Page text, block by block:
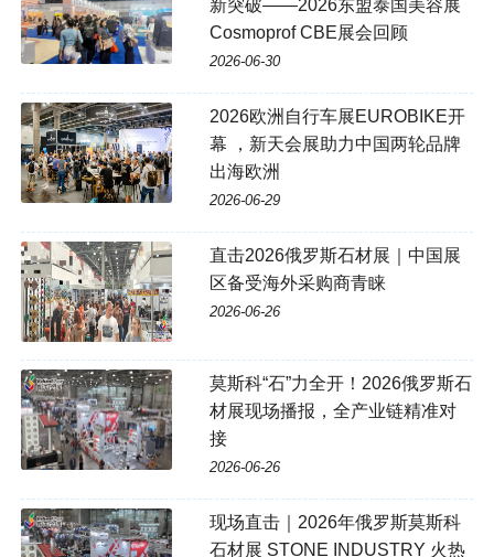
新突破——2026东盟泰国美容展
Cosmoprof CBE展会回顾
2026-06-30
2026欧洲自行车展EUROBIKE开
幕 ，新天会展助力中国两轮品牌
出海欧洲
2026-06-29
直击2026俄罗斯石材展｜中国展
区备受海外采购商青睐
2026-06-26
莫斯科“石”力全开！2026俄罗斯石
材展现场播报，全产业链精准对
接
2026-06-26
现场直击｜2026年俄罗斯莫斯科
石材展 STONE INDUSTRY 火热